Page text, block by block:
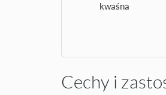
kwaśna
Cechy i